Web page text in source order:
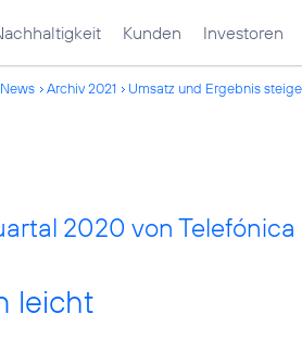
Kunden Investoren
Archiv 2021 Umsatz und Ergebnis
2020 von
leicht